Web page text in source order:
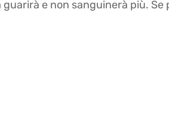
e non sanguinerà più. Se